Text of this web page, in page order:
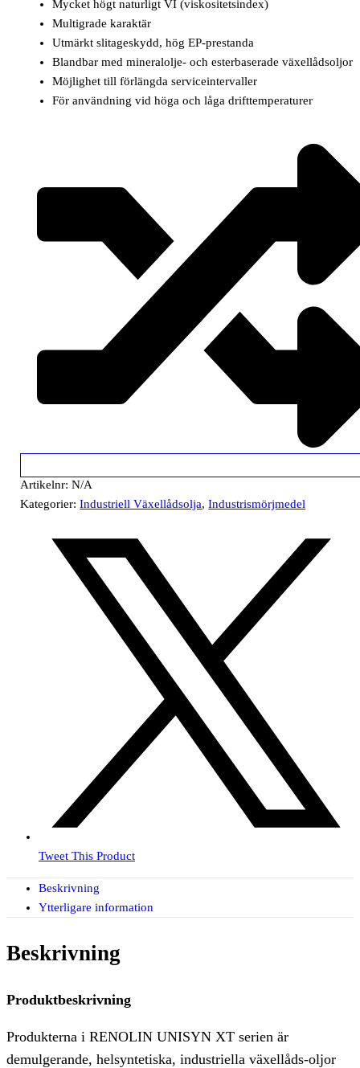
Mycket högt naturligt VI (viskositetsindex)
Multigrade karaktär
Utmärkt slitageskydd, hög EP-prestanda
Blandbar med mineralolje- och esterbaserade växellådsoljor
Möjlighet till förlängda serviceintervaller
För användning vid höga och låga drifttemperaturer
Artikelnr:N/A
Kategorier:Industriell Växellådsolja,Industrismörjmedel
Tweet This Product
Beskrivning
Ytterligare information
Beskrivning
Produktbeskrivning
Produkterna i RENOLIN UNISYN XT serien är
demulgerande, helsyntetiska, industriella växellåds-oljor